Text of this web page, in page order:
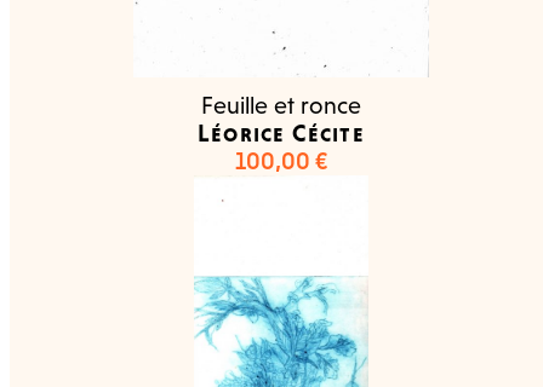
Feuille et ronce
Léorice Cécite
100,00 €